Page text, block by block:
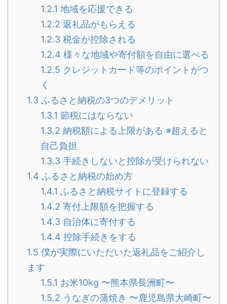
1.2.1 地域を応援できる
1.2.2 返礼品がもらえる
1.2.3 税金が控除される
1.2.4 様々な地域や寄付額を自由に選べる
1.2.5 クレジットカード等のポイントがつ
く
1.3 ふるさと納税の3つのデメリット
1.3.1 節税にはならない
1.3.2 納税額による上限がある ※超えると
自己負担
1.3.3 手続きしないと控除が受けられない
1.4 ふるさと納税の始め方
1.4.1 ふるさと納税サイトに登録する
1.4.2 寄付上限額を把握する
1.4.3 自治体に寄付する
1.4.4 控除手続きをする
1.5 僕が実際にいただいた返礼品をご紹介し
ます
1.5.1 お米10kg 〜熊本県長洲町〜
1.5.2 うなぎの蒲焼き 〜鹿児島県大崎町〜